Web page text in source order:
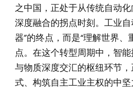
之中国，正处于从传统自动
深度融合的拐点时刻。工业
器”的终点，而是“理解世界、
点。在这个转型周期中，智
与物质深度交汇的枢纽环节
式、构筑自主工业主权的中坚